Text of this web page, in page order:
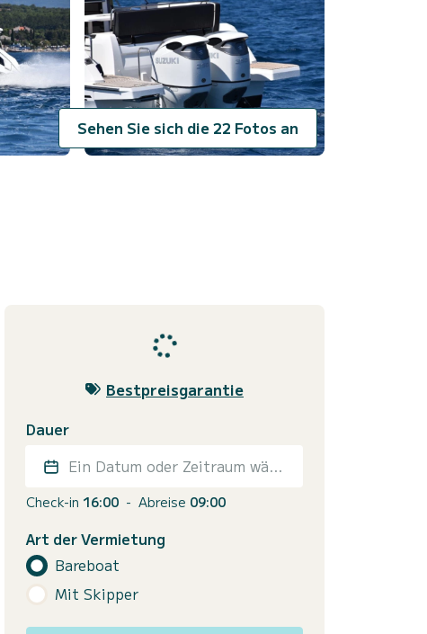
Sehen Sie sich die 22 Fotos an
Bestpreisgarantie
Dauer
Ein Datum oder Zeitraum wählen
Check-in 16:00 - Abreise 09:00
Art der Vermietung
Bareboat
Mit Skipper